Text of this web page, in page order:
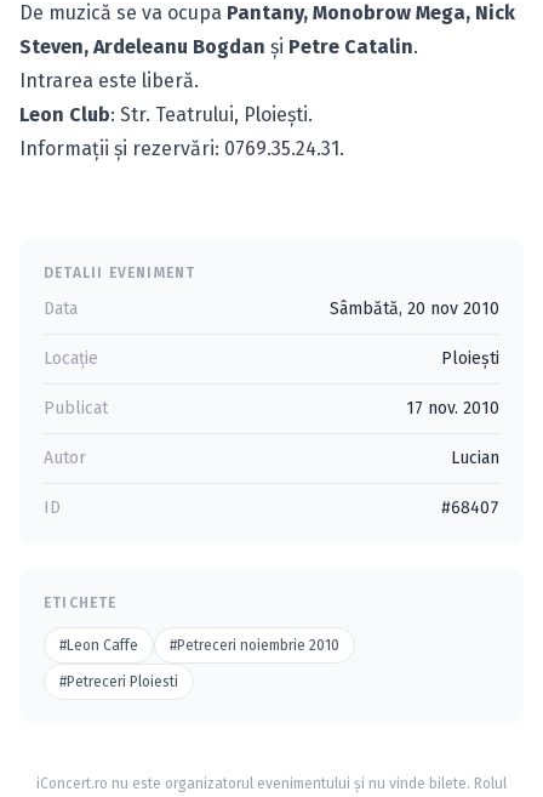
De muzică se va ocupa Pantany, Monobrow Mega, Nick
Steven, Ardeleanu Bogdan şi Petre Catalin.
Intrarea este liberă.
Leon Club: Str. Teatrului, Ploieşti.
Informaţii şi rezervări: 0769.35.24.31.
DETALII EVENIMENT
Data Sâmbătă, 20 nov 2010
Locație Ploieşti
Publicat 17 nov. 2010
Autor Lucian
ID #68407
ETICHETE
#Leon Caffe #Petreceri noiembrie 2010
#Petreceri Ploiesti
iConcert.ro nu este organizatorul evenimentului și nu vinde bilete. Rolul